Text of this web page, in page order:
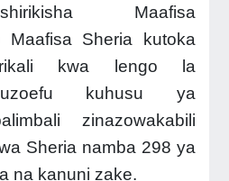
Maafisa
Maafisa Sheria kutoka
kwa lengo la
uzoefu kuhusu ya
zinazowakabili
Sheria namba 298 ya
na kanuni zake.